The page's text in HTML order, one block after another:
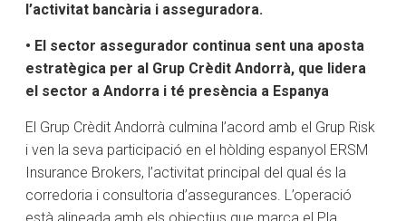
l’activitat bancària i asseguradora.
• El sector assegurador continua sent una aposta
estratègica per al Grup Crèdit Andorrà, que lidera
el sector a Andorra i té presència a Espanya
El Grup Crèdit Andorrà culmina l’acord amb el Grup Risk
i ven la seva participació en el hòlding espanyol ERSM
Insurance Brokers, l’activitat principal del qual és la
corredoria i consultoria d’assegurances. L’operació